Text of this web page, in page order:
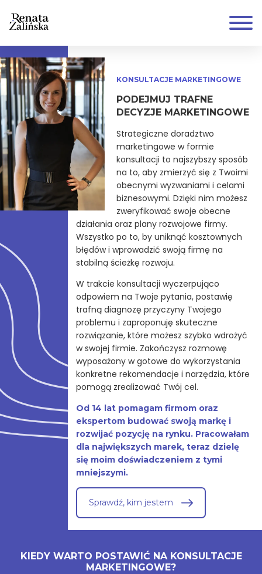
KONSULTACJE MARKETINGOWE
PODEJMUJ TRAFNE
DECYZJE MARKETINGOWE
Strategiczne doradztwo
marketingowe w formie
konsultacji to najszybszy sposób
na to, aby zmierzyć się z Twoimi
obecnymi wyzwaniami i celami
biznesowymi. Dzięki nim możesz
zweryfikować swoje obecne
działania oraz plany rozwojowe firmy.
Wszystko po to, by uniknąć kosztownych
błędów i wprowadzić swoją firmę na
stabilną ścieżkę rozwoju.
W trakcie konsultacji wyczerpująco
odpowiem na Twoje pytania, postawię
trafną diagnozę przyczyny Twojego
problemu i zaproponuję skuteczne
rozwiązanie, które możesz szybko wdrożyć
w swojej firmie. Zakończysz rozmowę
wyposażony w gotowe do wykorzystania
konkretne rekomendacje i narzędzia, które
pomogą zrealizować Twój cel.
Od 14 lat pomagam firmom oraz
ekspertom budować swoją markę i
rozwijać pozycję na rynku. Pracowałam
dla największych marek, teraz dzielę
się moim doświadczeniem z tymi
mniejszymi.
Sprawdź, kim jestem
KIEDY WARTO POSTAWIĆ NA KONSULTACJE
MARKETINGOWE?